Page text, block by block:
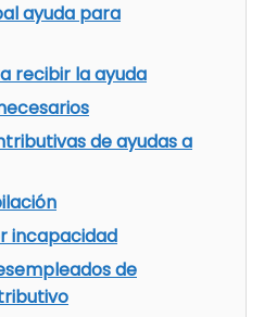
ayuda para
recibir la ayuda
de ayudas a
incapacidad
de